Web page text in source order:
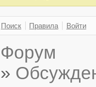
Поиск Правила Войти
Форум
»